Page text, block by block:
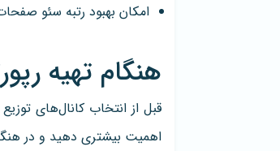
امکان بهبود رتبه سئو
هنگام تهیه
قبل از انتخاب کانال‌های
اهمیت بیشتری دهید و در